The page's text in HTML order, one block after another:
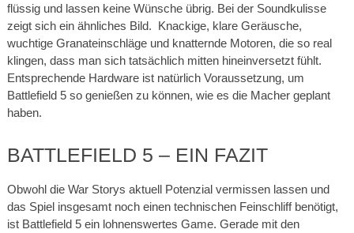
flüssig und lassen keine Wünsche übrig. Bei der Soundkulisse
zeigt sich ein ähnliches Bild. Knackige, klare Geräusche,
wuchtige Granateinschläge und knatternde Motoren, die so real
klingen, dass man sich tatsächlich mitten hineinversetzt fühlt.
Entsprechende Hardware ist natürlich Voraussetzung, um
Battlefield 5 so genießen zu können, wie es die Macher geplant
haben.
BATTLEFIELD 5 – EIN FAZIT
Obwohl die War Storys aktuell Potenzial vermissen lassen und
das Spiel insgesamt noch einen technischen Feinschliff benötigt,
ist Battlefield 5 ein lohnenswertes Game. Gerade mit den